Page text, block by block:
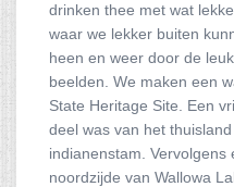
drinken thee met wat
waar we lekker buiten
heen en weer door de
beelden. We maken een
State Heritage Site. Een
deel was van het
indianenstam. Vervolgens
noordzijde van Wallowa